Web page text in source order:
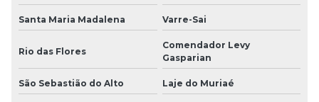
Santa Maria Madalena Varre-Sai
Rio das Flores
Comendador Levy
Gasparian
São Sebastião do Alto Laje do Muriaé